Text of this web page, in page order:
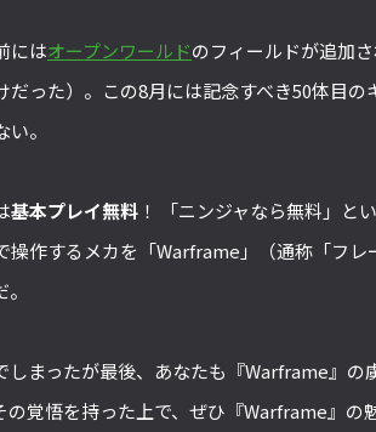
にはオープンワールドのフィールドが追加
だった）。この8月には記念すべき50体目
。
基本プレイ無料 ！ 「ニンジャなら無料」と
操作するメカを「Warframe」（通称「フ
しまったが最後、あなたも『Warframe』の
の覚悟を持った上で、ぜひ『Warframe』の